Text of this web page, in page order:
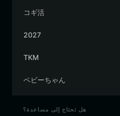
コギ活
2027
TKM
ベビーちゃん
هل تحتاج إلى مساعدة؟